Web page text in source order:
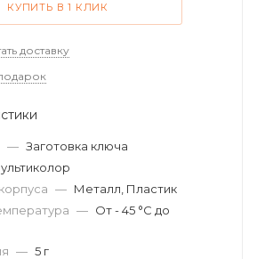
КУПИТЬ В 1 КЛИК
доставку
— Заготовка ключа
— Металл, Пластик
— От - 45 °C до
— 5 г